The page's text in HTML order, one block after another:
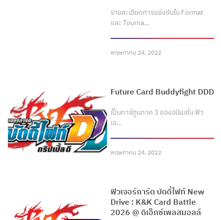
รายละเอียดการแข่งขันใน Format
และ Tourna…
พฤษภาคม 24, 2022
Future Card Buddyfight DDD
เป็นการ์ตูนภาค 3 ของอนิเมชั่น ฟิว
เจ…
พฤษภาคม 24, 2022
ฟิวเจอร์การ์ด บัดดี้ไฟท์ New
Drive : K&K Card Battle
2026 @ ดิเอ็กซ์เพลสมอลล์